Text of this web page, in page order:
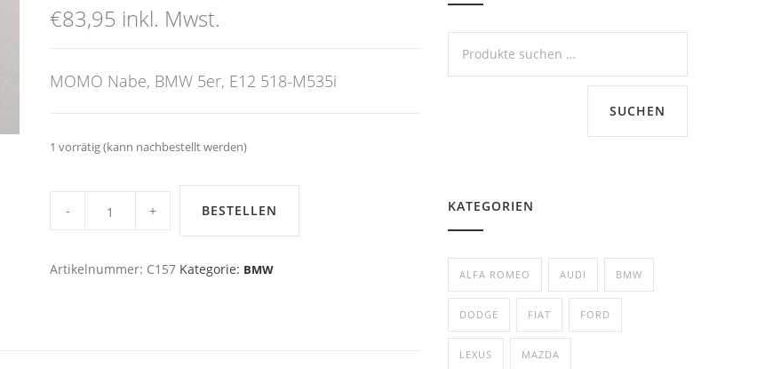
€83,95 inkl. Mwst.
MOMO Nabe, BMW 5er, E12 518-M535i
1 vorrätig (kann nachbestellt werden)
Nabe,
M535i
BESTELLEN
Artikelnummer: C157 Kategorie: BMW
SUCHEN
KATEGORIEN
ALFA ROMEO AUDI BMW
DODGE FIAT FORD
LEXUS MAZDA